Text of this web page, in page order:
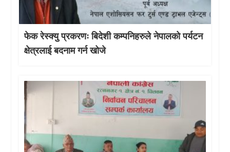
फेक रेस्क्यु प्रकरणः बिदेशी कम्पनिहरुले नेपालको पर्यटन
क्षेत्रलाई बदनाम गर्न खोजे